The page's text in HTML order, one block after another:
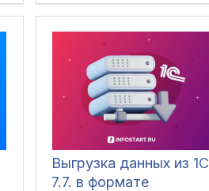
Юрлицу
Выгрузка данных из 1С
7.7. в формате